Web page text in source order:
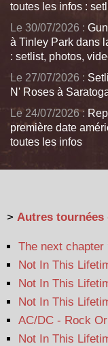
toutes les infos :
Le 30/07/2026 :
à Tinley Park dans
: setlist, photos,
Le 27/07/2026 :
N' Roses à
Le 24/07/2026 :
première date
toutes les infos
> Autres tournées
The next chapter
Not In This
Not In This
Not In This
AC/DC - Rock
Not In This